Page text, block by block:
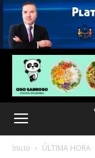
Inicio ÚLTIMA HORA